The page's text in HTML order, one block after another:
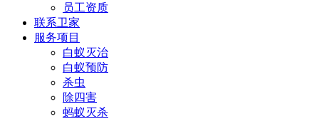
员工资质
联系卫家
服务项目
白蚁灭治
白蚁预防
杀虫
除四害
蚂蚁灭杀